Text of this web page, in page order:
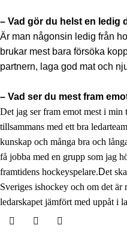
– Vad gör du helst en ledig
Är man någonsin ledig från
brukar mest bara försöka
partnern, laga god mat och
– Vad ser du mest fram
Det jag ser fram emot mest i
tillsammans med ett bra
kunskap och många bra och
få jobba med en grupp som jag
framtidens hockeyspelare.Det
Sveriges ishockey och om det är
ledarskapet jämfört med uppåt i